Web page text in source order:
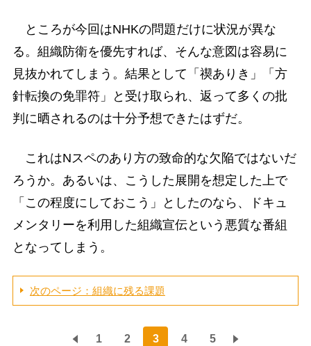
ところが今回はNHKの問題だけに状況が異な
る。組織防衛を優先すれば、そんな意図は容易に
見抜かれてしまう。結果として「禊ありき」「方
針転換の免罪符」と受け取られ、返って多くの批
判に晒されるのは十分予想できたはずだ。
これはNスペのあり方の致命的な欠陥ではないだ
ろうか。あるいは、こうした展開を想定した上で
「この程度にしておこう」としたのなら、ドキュ
メンタリーを利用した組織宣伝という悪質な番組
となってしまう。
次のページ：組織に残る課題
1 2 3 4 5